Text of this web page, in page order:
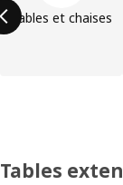
Tables et chaises
Tables